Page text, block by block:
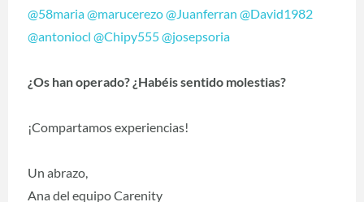
@58maria@marucerezo@Juanferran @David1982
@antoniocl @Chipy555@josepsoria
¿Os han operado? ¿Habéis sentido molestias?
¡Compartamos experiencias!
Un abrazo,
Ana del equipo Carenity